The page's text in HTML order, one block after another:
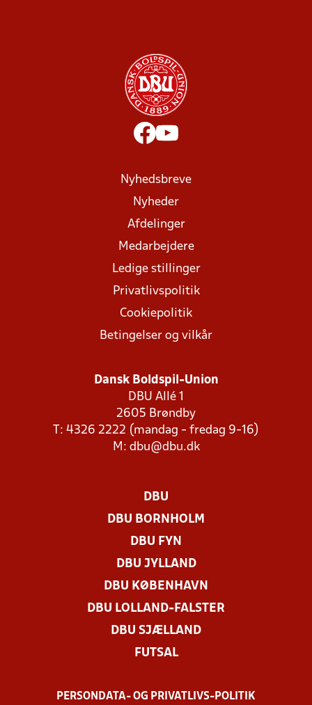
Nyhedsbreve
Nyheder
Afdelinger
Medarbejdere
Ledige stillinger
Privatlivspolitik
Cookiepolitik
Betingelser og vilkår
Dansk Boldspil-Union
DBU Allé 1
2605 Brøndby
T: 4326 2222 (mandag - fredag 9-16)
M: dbu@dbu.dk
DBU
DBU BORNHOLM
DBU FYN
DBU JYLLAND
DBU KØBENHAVN
DBU LOLLAND-FALSTER
DBU SJÆLLAND
FUTSAL
PERSONDATA- OG PRIVATLIVS-POLITIK